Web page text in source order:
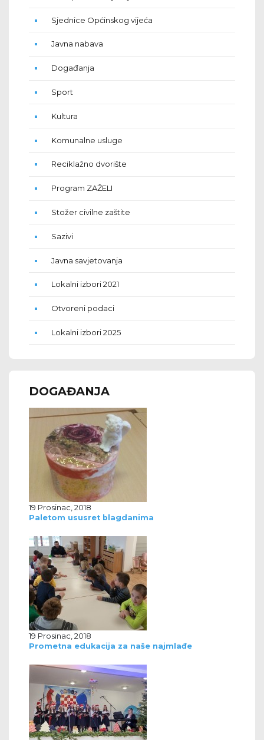
Sjednice Općinskog vijeća
Javna nabava
Događanja
Sport
Kultura
Komunalne usluge
Reciklažno dvorište
Program ZAŽELI
Stožer civilne zaštite
Sazivi
Javna savjetovanja
Lokalni izbori 2021
Otvoreni podaci
Lokalni izbori 2025
DOGAĐANJA
19 Prosinac, 2018
Paletom ususret blagdanima
19 Prosinac, 2018
Prometna edukacija za naše najmlađe